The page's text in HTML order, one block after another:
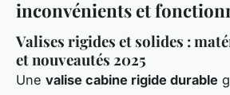
inconvénients et
Valises rigides et solides :
et nouveautés 2025
Une valise cabine rigide durable